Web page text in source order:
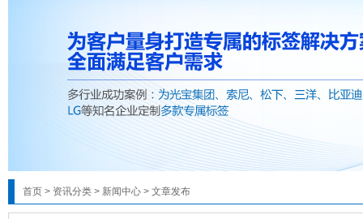
首页 > 资讯分类 > 新闻中心 > 文章发布